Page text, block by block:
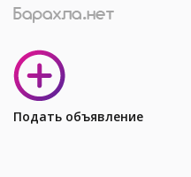
Подать объявление